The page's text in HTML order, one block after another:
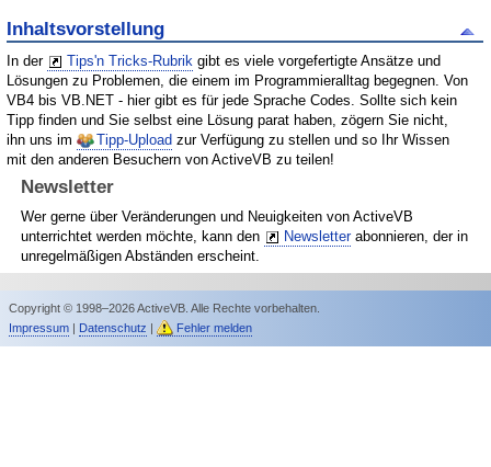
Inhaltsvorstellung
In der Tips'n Tricks-Rubrik gibt es viele vorgefertigte Ansätze und
Lösungen zu Problemen, die einem im Programmieralltag begegnen. Von
VB4 bis VB.NET - hier gibt es für jede Sprache Codes. Sollte sich kein
Tipp finden und Sie selbst eine Lösung parat haben, zögern Sie nicht,
ihn uns im
Tipp-Upload zur Verfügung zu stellen und so Ihr Wissen
mit den anderen Besuchern von ActiveVB zu teilen!
Newsletter
Wer gerne über Veränderungen und Neuigkeiten von ActiveVB
unterrichtet werden möchte, kann den
Newsletterabonnieren, der in
unregelmäßigen Abständen erscheint.
Copyright © 1998–2026 ActiveVB. Alle Rechte vorbehalten.
Impressum| Datenschutz Fehler melden